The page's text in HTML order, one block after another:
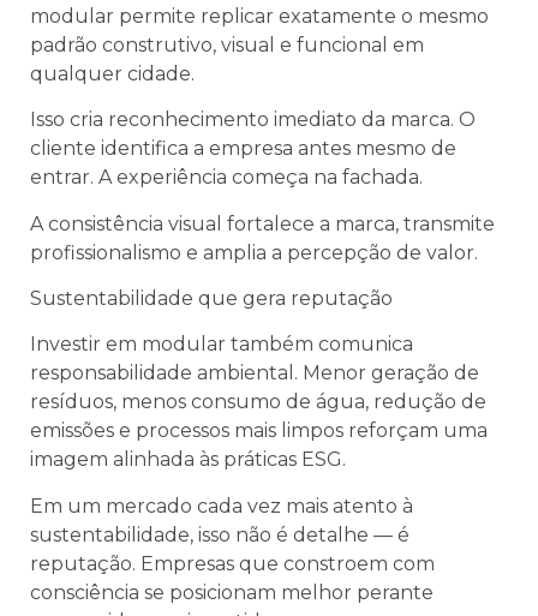
modular permite replicar exatamente o mesmo
padrão construtivo, visual e funcional em
qualquer cidade.
Isso cria reconhecimento imediato da marca. O
cliente identifica a empresa antes mesmo de
entrar. A experiência começa na fachada.
A consistência visual fortalece a marca, transmite
profissionalismo e amplia a percepção de valor.
Sustentabilidade que gera reputação
Investir em modular também comunica
responsabilidade ambiental. Menor geração de
resíduos, menos consumo de água, redução de
emissões e processos mais limpos reforçam uma
imagem alinhada às práticas ESG.
Em um mercado cada vez mais atento à
sustentabilidade, isso não é detalhe — é
reputação. Empresas que constroem com
consciência se posicionam melhor perante